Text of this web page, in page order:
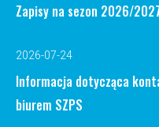
Zapisy na sezon 2026/
2026-07-24
Informacja dotycząca
biurem SZPS